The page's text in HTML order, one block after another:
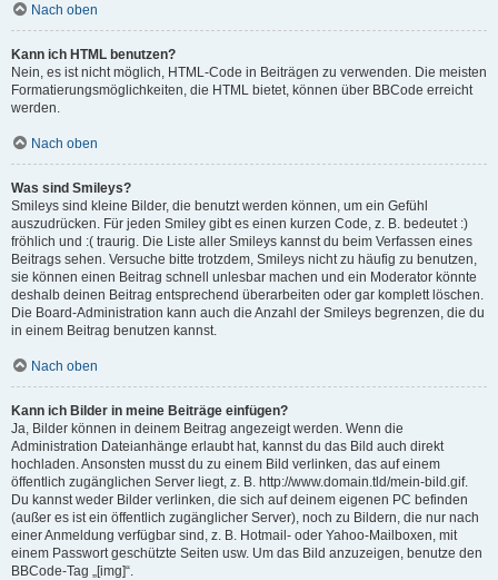
Nach oben
Kann ich HTML benutzen?
Nein, es ist nicht möglich, HTML-Code in Beiträgen zu verwenden. Die meisten
Formatierungsmöglichkeiten, die HTML bietet, können über BBCode erreicht
werden.
Nach oben
Was sind Smileys?
Smileys sind kleine Bilder, die benutzt werden können, um ein Gefühl
auszudrücken. Für jeden Smiley gibt es einen kurzen Code, z. B. bedeutet :)
fröhlich und :( traurig. Die Liste aller Smileys kannst du beim Verfassen eines
Beitrags sehen. Versuche bitte trotzdem, Smileys nicht zu häufig zu benutzen,
sie können einen Beitrag schnell unlesbar machen und ein Moderator könnte
deshalb deinen Beitrag entsprechend überarbeiten oder gar komplett löschen.
Die Board-Administration kann auch die Anzahl der Smileys begrenzen, die du
in einem Beitrag benutzen kannst.
Nach oben
Kann ich Bilder in meine Beiträge einfügen?
Ja, Bilder können in deinem Beitrag angezeigt werden. Wenn die
Administration Dateianhänge erlaubt hat, kannst du das Bild auch direkt
hochladen. Ansonsten musst du zu einem Bild verlinken, das auf einem
öffentlich zugänglichen Server liegt, z. B. http://www.domain.tld/mein-bild.gif.
Du kannst weder Bilder verlinken, die sich auf deinem eigenen PC befinden
(außer es ist ein öffentlich zugänglicher Server), noch zu Bildern, die nur nach
einer Anmeldung verfügbar sind, z. B. Hotmail- oder Yahoo-Mailboxen, mit
einem Passwort geschützte Seiten usw. Um das Bild anzuzeigen, benutze den
BBCode-Tag „[img]“.